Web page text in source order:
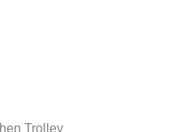
Trolley